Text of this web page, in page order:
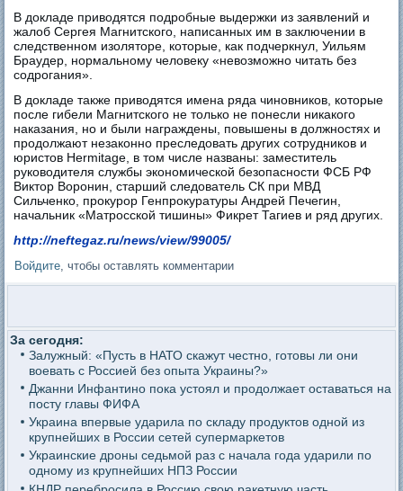
В докладе приводятся подробные выдержки из заявлений и
жалоб Сергея Магнитского, написанных им в заключении в
следственном изоляторе, которые, как подчеркнул, Уильям
Браудер, нормальному человеку «невозможно читать без
содрогания».
В докладе также приводятся имена ряда чиновников, которые
после гибели Магнитского не только не понесли никакого
наказания, но и были награждены, повышены в должностях и
продолжают незаконно преследовать других сотрудников и
юристов Hermitage, в том числе названы: заместитель
руководителя службы экономической безопасности ФСБ РФ
Виктор Воронин, старший следователь СК при МВД
Сильченко, прокурор Генпрокуратуры Андрей Печегин,
начальник «Матросской тишины» Фикрет Тагиев и ряд других.
http://neftegaz.ru/news/view/99005/
Войдите , чтобы оставлять комментарии
За сегодня:
Залужный: «Пусть в НАТО скажут честно, готовы ли они
воевать с Россией без опыта Украины?»
Джанни Инфантино пока устоял и продолжает оставаться на
посту главы ФИФА
Украина впервые ударила по складу продуктов одной из
крупнейших в России сетей супермаркетов
Украинские дроны седьмой раз с начала года ударили по
одному из крупнейших НПЗ России